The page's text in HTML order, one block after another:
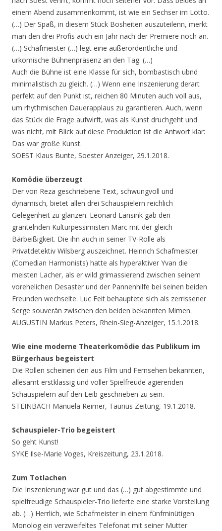
einem Abend zusammenkommt, ist wie ein Sechser im Lotto.
(…) Der Spaß, in diesem Stück Bosheiten auszuteilenn, merkt
man den drei Profis auch ein Jahr nach der Premiere noch an.
(…) Schafmeister (…) legt eine außerordentliche und
urkomische Bühnenpräsenz an den Tag. (…)
Auch die Bühne ist eine Klasse für sich, bombastisch ubnd
minimalistisch zu gleich. (…) Wenn eine Inszenierung derart
perfekt auf den Punkt ist, reichen 80 Minuten auch voll aus,
um rhythmischen Dauerapplaus zu garantieren. Auch, wenn
das Stück die Frage aufwirft, was als Kunst druchgeht und
was nicht, mit Blick auf diese Produktion ist die Antwort klar:
Das war große Kunst.
SOEST Klaus Bunte, Soester Anzeiger, 29.1.2018.
Komödie überzeugt
Der von Reza geschriebene Text, schwungvoll und
dynamisch, bietet allen drei Schauspielern reichlich
Gelegenheit zu glänzen. Leonard Lansink gab den
grantelnden Kulturpessimisten Marc mit der gleich
Bärbeißigkeit. Die ihn auch in seiner TV-Rolle als
Privatdetektiv Wilsberg auszeichnet. Heinrich Schafmeister
(Comedian Harmonists) hatte als hyperaktiver Yvan die
meisten Lacher, als er wild grimassierend zwischen seinem
vorehelichen Desaster und der Pannenhilfe bei seinen beiden
Freunden wechselte. Luc Feit behauptete sich als zerrissener
Serge souverän zwischen den beiden bekannten Mimen.
AUGUSTIN Markus Peters, Rhein-Sieg-Anzeiger, 15.1.2018.
Wie eine moderne Theaterkomödie das Publikum im
Bürgerhaus begeistert
Die Rollen scheinen den aus Film und Fernsehen bekannten,
allesamt erstklassig und voller Spielfreude agierenden
Schauspielern auf den Leib geschrieben zu sein.
STEINBACH Manuela Reimer, Taunus Zeitung, 19.1.2018.
Schauspieler-Trio begeistert
So geht Kunst!
SYKE Ilse-Marie Voges, Kreiszeitung, 23.1.2018.
Zum Totlachen
Die Inszenierung war gut und das (…) gut abgestimmte und
spielfreudige Schauspieler-Trio lieferte eine starke Vorstellung
ab. (…) Herrlich, wie Schafmeister in einem fünfminütigen
Monolog ein verzweifeltes Telefonat mit seiner Mutter